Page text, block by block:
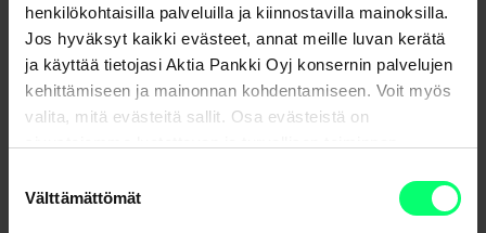
henkilökohtaisilla palveluilla ja kiinnostavilla mainoksilla.
Jos hyväksyt kaikki evästeet, annat meille luvan kerätä
ja käyttää tietojasi Aktia Pankki Oyj konsernin palvelujen
kehittämiseen ja mainonnan kohdentamiseen. Voit myös
valita, mitä evästeitä sallit. Osa evästeistä on
valinta
Välttämättömät
Robert Suomi
Senior Quantitative Analyst
Experience in financial markets since 2016.